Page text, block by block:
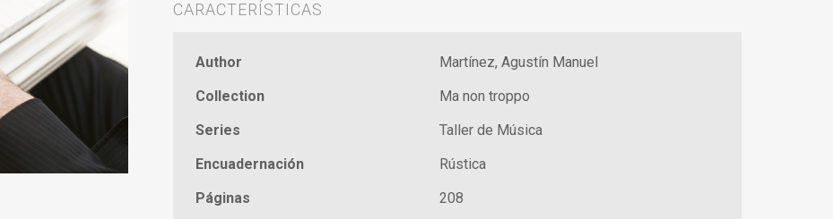
CARACTERÍSTICAS
Author
Martínez, Agustín Manuel
Collection
Ma non troppo
Series
Taller de Música
Encuadernación
Rústica
Páginas
208